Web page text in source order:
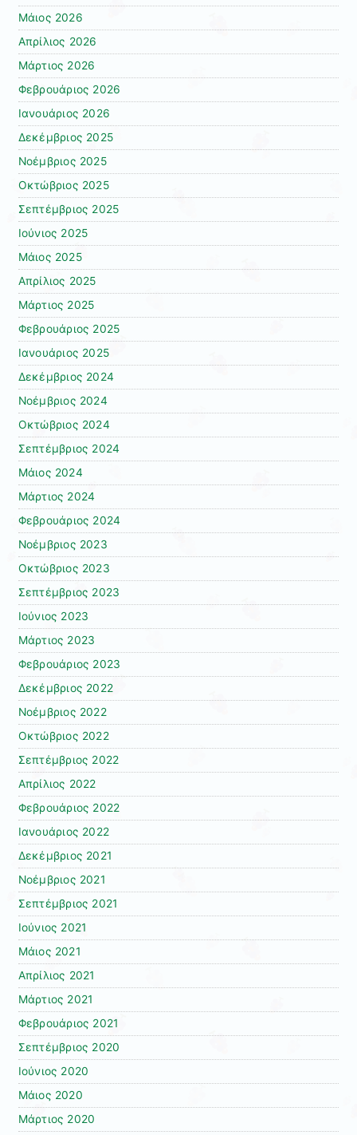
Μάιος 2026
Απρίλιος 2026
Μάρτιος 2026
Φεβρουάριος 2026
Ιανουάριος 2026
Δεκέμβριος 2025
Νοέμβριος 2025
Οκτώβριος 2025
Σεπτέμβριος 2025
Ιούνιος 2025
Μάιος 2025
Απρίλιος 2025
Μάρτιος 2025
Φεβρουάριος 2025
Ιανουάριος 2025
Δεκέμβριος 2024
Νοέμβριος 2024
Οκτώβριος 2024
Σεπτέμβριος 2024
Μάιος 2024
Μάρτιος 2024
Φεβρουάριος 2024
Νοέμβριος 2023
Οκτώβριος 2023
Σεπτέμβριος 2023
Ιούνιος 2023
Μάρτιος 2023
Φεβρουάριος 2023
Δεκέμβριος 2022
Νοέμβριος 2022
Οκτώβριος 2022
Σεπτέμβριος 2022
Απρίλιος 2022
Φεβρουάριος 2022
Ιανουάριος 2022
Δεκέμβριος 2021
Νοέμβριος 2021
Σεπτέμβριος 2021
Ιούνιος 2021
Μάιος 2021
Απρίλιος 2021
Μάρτιος 2021
Φεβρουάριος 2021
Σεπτέμβριος 2020
Ιούνιος 2020
Μάιος 2020
Μάρτιος 2020